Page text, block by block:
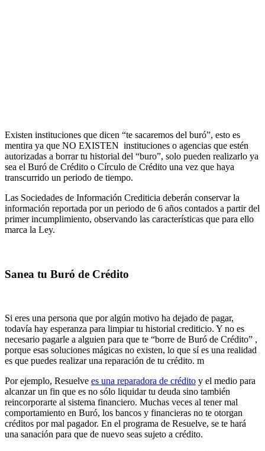
Existen instituciones que dicen “te sacaremos del buró”, esto es
mentira ya que NO EXISTEN instituciones o agencias que estén
autorizadas a borrar tu historial del “buro”, solo pueden realizarlo ya
sea el Buró de Crédito o Círculo de Crédito una vez que haya
transcurrido un periodo de tiempo.
Las Sociedades de Información Crediticia deberán conservar la
información reportada por un periodo de 6 años contados a partir del
primer incumplimiento, observando las características que para ello
marca la Ley.
Sanea tu Buró de Crédito
Si eres una persona que por algún motivo ha dejado de pagar,
todavía hay esperanza para limpiar tu historial crediticio. Y no es
necesario pagarle a alguien para que te “borre de Buró de Crédito” ,
porque esas soluciones mágicas no existen, lo que sí es una realidad
es que puedes realizar una reparación de tu crédito. m
Por ejemplo, Resuelve es una reparadora de crédito y el medio para
alcanzar un fin que es no sólo liquidar tu deuda sino también
reincorporarte al sistema financiero. Muchas veces al tener mal
comportamiento en Buró, los bancos y financieras no te otorgan
créditos por mal pagador. En el programa de Resuelve, se te hará
una sanación para que de nuevo seas sujeto a crédito.